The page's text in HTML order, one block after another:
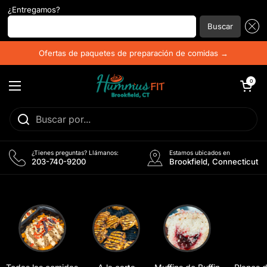
¿Entregamos?
Introduzca su código postal...
Buscar
Ofertas de paquetes de preparación de comidas →
Abrir menú
Abrir carrito
0
¿Tienes preguntas? Llámanos:
203-740-9200
Estamos ubicados en
Brookfield, Connecticut